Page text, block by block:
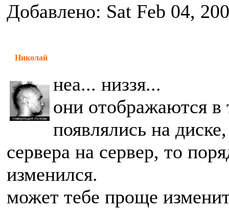
Добавлено: Sat Feb 04,
Николай
неа... низзя...
они отображаются в
появлялись на
сервера на сервер, то
изменился.
может тебе проще